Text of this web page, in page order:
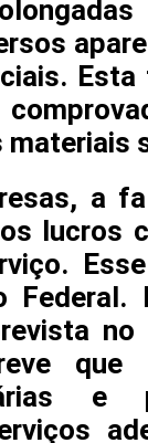
materiais
a
lucros
e